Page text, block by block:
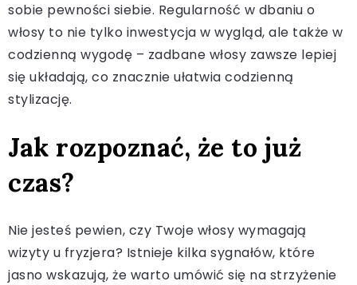
sobie pewności siebie. Regularność w dbaniu o
włosy to nie tylko inwestycja w wygląd, ale także w
codzienną wygodę – zadbane włosy zawsze lepiej
się układają, co znacznie ułatwia codzienną
stylizację.
Jak rozpoznać, że to już
czas?
Nie jesteś pewien, czy Twoje włosy wymagają
wizyty u fryzjera? Istnieje kilka sygnałów, które
jasno wskazują, że warto umówić się na strzyżenie